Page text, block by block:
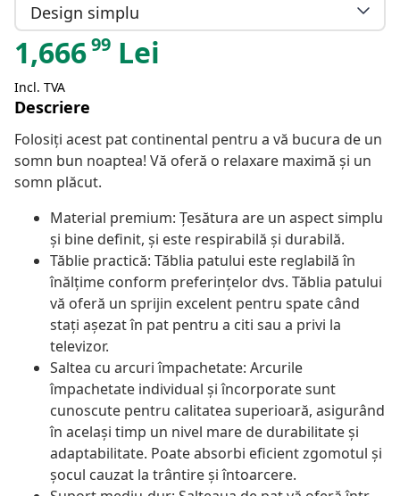
Design simplu
1,66699 Lei
Incl. TVA
Descriere
Folosiți acest pat continental pentru a vă bucura de un
somn bun noaptea! Vă oferă o relaxare maximă și un
somn plăcut.
Material premium: Țesătura are un aspect simplu
și bine definit, și este respirabilă și durabilă.
Tăblie practică: Tăblia patului este reglabilă în
înălțime conform preferințelor dvs. Tăblia patului
vă oferă un sprijin excelent pentru spate când
stați așezat în pat pentru a citi sau a privi la
televizor.
Saltea cu arcuri împachetate: Arcurile
împachetate individual și încorporate sunt
cunoscute pentru calitatea superioară, asigurând
în același timp un nivel mare de durabilitate și
adaptabilitate. Poate absorbi eficient zgomotul și
șocul cauzat la trântire și întoarcere.